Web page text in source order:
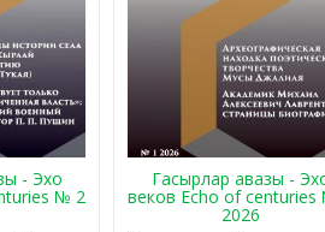
- Эхо
№ 2
Гасырлар авазы -
веков Echo of
2026